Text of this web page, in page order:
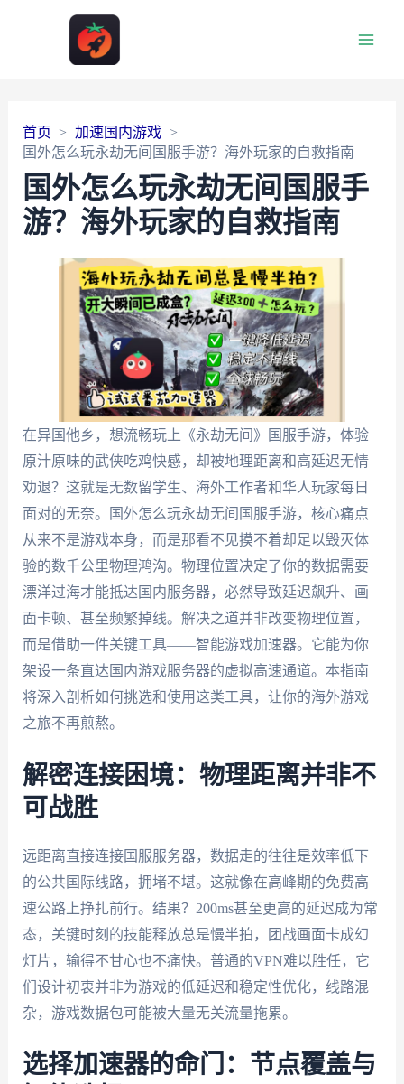
首页
加速国内游戏
国外怎么玩永劫无间国服手游？海外玩家的自救指南
国外怎么玩永劫无间国服手
游？海外玩家的自救指南
在异国他乡，想流畅玩上《永劫无间》国服手游，体验
原汁原味的武侠吃鸡快感，却被地理距离和高延迟无情
劝退？这就是无数留学生、海外工作者和华人玩家每日
面对的无奈。国外怎么玩永劫无间国服手游，核心痛点
从来不是游戏本身，而是那看不见摸不着却足以毁灭体
验的数千公里物理鸿沟。物理位置决定了你的数据需要
漂洋过海才能抵达国内服务器，必然导致延迟飙升、画
面卡顿、甚至频繁掉线。解决之道并非改变物理位置，
而是借助一件关键工具——智能游戏加速器。它能为你
架设一条直达国内游戏服务器的虚拟高速通道。本指南
将深入剖析如何挑选和使用这类工具，让你的海外游戏
之旅不再煎熬。
解密连接困境：物理距离并非不
可战胜
远距离直接连接国服服务器，数据走的往往是效率低下
的公共国际线路，拥堵不堪。这就像在高峰期的免费高
速公路上挣扎前行。结果？200ms甚至更高的延迟成为常
态，关键时刻的技能释放总是慢半拍，团战画面卡成幻
灯片，输得不甘心也不痛快。普通的VPN难以胜任，它
们设计初衷并非为游戏的低延迟和稳定性优化，线路混
杂，游戏数据包可能被大量无关流量拖累。
选择加速器的命门：节点覆盖与